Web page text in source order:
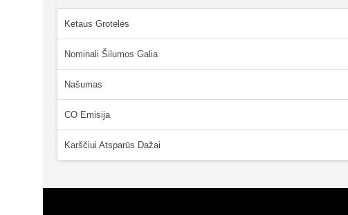
Ketaus Grotelės
Nominali Šilumos Galia
Našumas
CO Emisija
Karščiui Atsparūs Dažai